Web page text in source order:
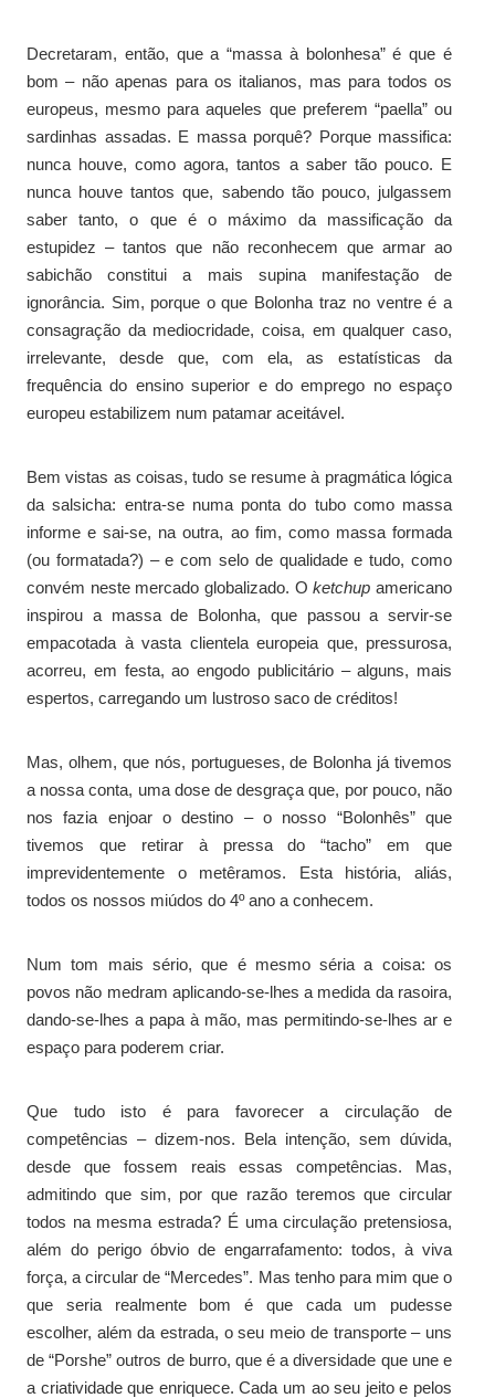
Decretaram, então, que a “massa à bolonhesa” é que é
bom – não apenas para os italianos, mas para todos os
europeus, mesmo para aqueles que preferem “paella” ou
sardinhas assadas. E massa porquê? Porque massifica:
nunca houve, como agora, tantos a saber tão pouco. E
nunca houve tantos que, sabendo tão pouco, julgassem
saber tanto, o que é o máximo da massificação da
estupidez – tantos que não reconhecem que armar ao
sabichão constitui a mais supina manifestação de
ignorância. Sim, porque o que Bolonha traz no ventre é a
consagração da mediocridade, coisa, em qualquer caso,
irrelevante, desde que, com ela, as estatísticas da
frequência do ensino superior e do emprego no espaço
europeu estabilizem num patamar aceitável.
Bem vistas as coisas, tudo se resume à pragmática lógica
da salsicha: entra-se numa ponta do tubo como massa
informe e sai-se, na outra, ao fim, como massa formada
(ou formatada?) – e com selo de qualidade e tudo, como
convém neste mercado globalizado. O ketchup americano
inspirou a massa de Bolonha, que passou a servir-se
empacotada à vasta clientela europeia que, pressurosa,
acorreu, em festa, ao engodo publicitário – alguns, mais
espertos, carregando um lustroso saco de créditos!
Mas, olhem, que nós, portugueses, de Bolonha já tivemos
a nossa conta, uma dose de desgraça que, por pouco, não
nos fazia enjoar o destino – o nosso “Bolonhês” que
tivemos que retirar à pressa do “tacho” em que
imprevidentemente o metêramos. Esta história, aliás,
todos os nossos miúdos do 4º ano a conhecem.
Num tom mais sério, que é mesmo séria a coisa: os
povos não medram aplicando-se-lhes a medida da rasoira,
dando-se-lhes a papa à mão, mas permitindo-se-lhes ar e
espaço para poderem criar.
Que tudo isto é para favorecer a circulação de
competências – dizem-nos. Bela intenção, sem dúvida,
desde que fossem reais essas competências. Mas,
admitindo que sim, por que razão teremos que circular
todos na mesma estrada? É uma circulação pretensiosa,
além do perigo óbvio de engarrafamento: todos, à viva
força, a circular de “Mercedes”. Mas tenho para mim que o
que seria realmente bom é que cada um pudesse
escolher, além da estrada, o seu meio de transporte – uns
de “Porshe” outros de burro, que é a diversidade que une e
a criatividade que enriquece. Cada um ao seu jeito e pelos